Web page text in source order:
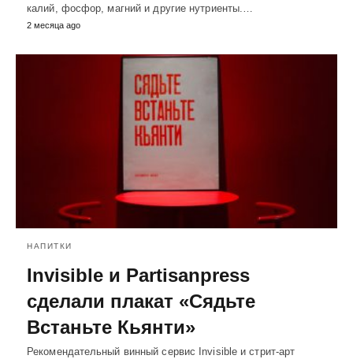
калий, фосфор, магний и другие нутриенты.…
2 месяца ago
НАПИТКИ
Invisible и Partisanpress
сделали плакат «Сядьте
Встаньте Кьянти»
Рекомендательный винный сервис Invisible и стрит-арт